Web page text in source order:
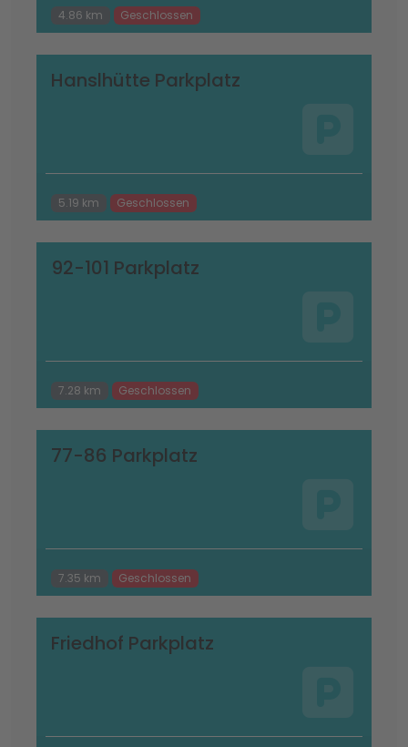
4.86 km Geschlossen
Hanslhütte Parkplatz
5.19 km Geschlossen
92-101 Parkplatz
7.28 km Geschlossen
77-86 Parkplatz
7.35 km Geschlossen
Friedhof Parkplatz